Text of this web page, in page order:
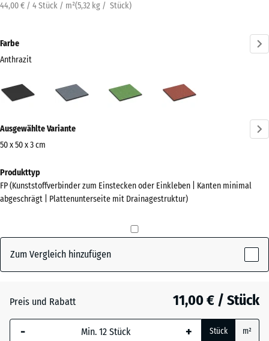
44,00 € / 4 Stück / m²(5,32 kg / Stück)
Farbe
Anthrazit
(active)
Informationen
zu
Farben?
Farbpalette
Anthrazit(active)
+ 0,40 €
Ausgewählte Variante
50 x 50 x 3 cm
Abmessungen
für
den
x
500
Die gewählte, blau
umrandete
Produkttyp
FP (Kunststoffverbinder zum Einstecken oder Einkleben | Kanten minimal
abgeschrägt | Plattenunterseite mit Drainagestruktur)
Zum Vergleich hinzufügen
Preis und Rabatt 11,00 € / Stück
- + Stück m²